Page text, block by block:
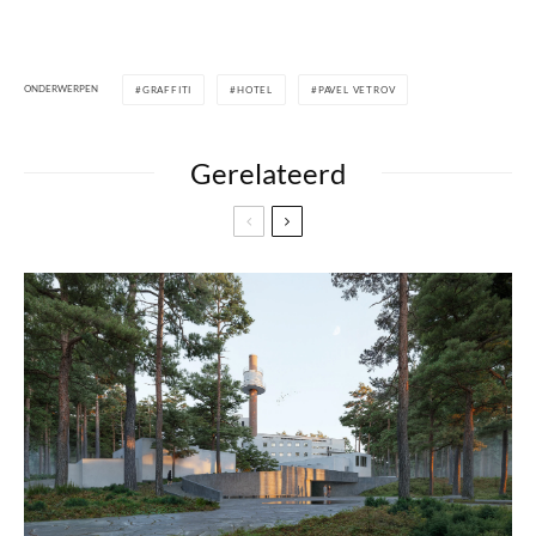
ONDERWERPEN GRAFFITI HOTEL PAVEL VETROV
Gerelateerd